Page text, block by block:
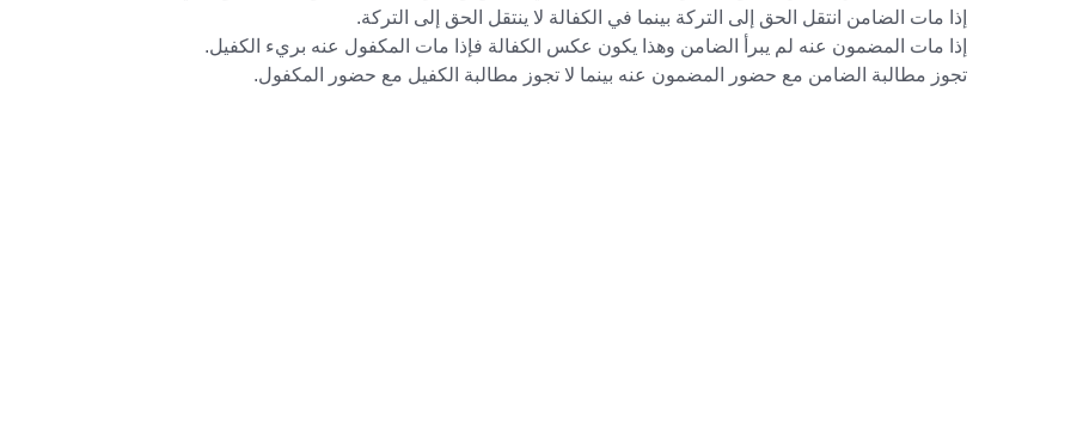
إذا مات الضامن انتقل الحق إلى التركة بينما في الكفالة لا ينتقل الحق إلى التركة.
إذا مات المضمون عنه لم يبرأ الضامن وهذا يكون عكس الكفالة فإذا مات المكفول عنه بريء الكفيل.
تجوز مطالبة الضامن مع حضور المضمون عنه بينما لا تجوز مطالبة الكفيل مع حضور المكفول.